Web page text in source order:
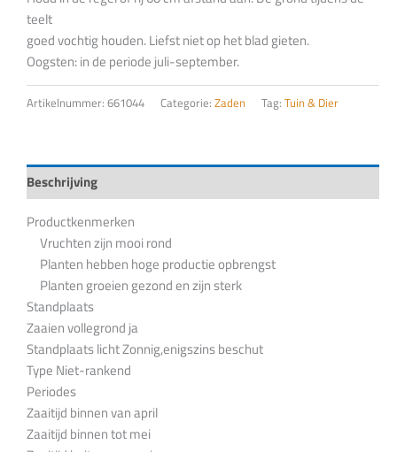
teelt
goed vochtig houden. Liefst niet op het blad gieten.
Oogsten: in de periode juli-september.
Artikelnummer: 661044 Categorie: Zaden Tag: Tuin & Dier
Beschrijving
Productkenmerken
Vruchten zijn mooi rond
Planten hebben hoge productie opbrengst
Planten groeien gezond en zijn sterk
Standplaats
Zaaien vollegrond ja
Standplaats licht Zonnig,enigszins beschut
Type Niet-rankend
Periodes
Zaaitijd binnen van april
Zaaitijd binnen tot mei